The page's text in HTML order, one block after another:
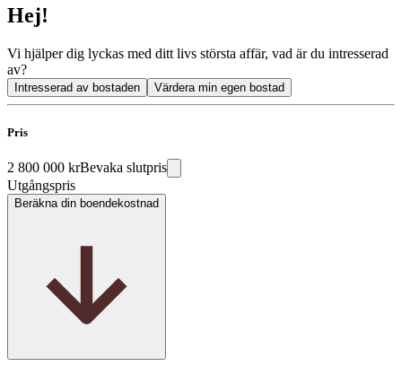
Hej!
Vi hjälper dig lyckas med ditt livs största affär, vad är du intresserad
av?
Intresserad av bostaden Värdera min egen bostad
Pris
2 800 000 krBevaka slutpris
Utgångspris
Beräkna din boendekostnad